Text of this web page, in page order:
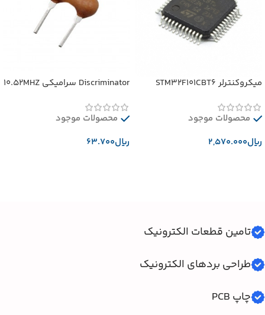
میکروکنترلر STM32F101CBT6
محصولات موجود
﷼
Discriminator سرامیکی 10.52MHZ
محصولات موجود
﷼
تامین قطعات الکترونیک
طراحی بردهای الکترونیک
چاپ PCB